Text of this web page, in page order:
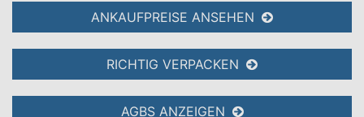
ANKAUFPREISE ANSEHEN
RICHTIG VERPACKEN
AGBS ANZEIGEN